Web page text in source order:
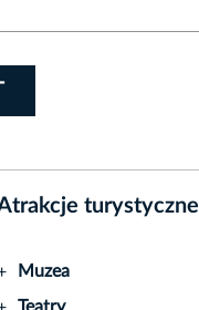
turystyczne
Muzea